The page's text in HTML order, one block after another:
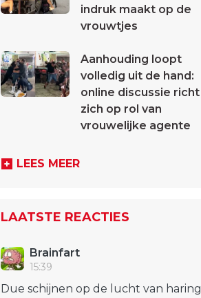
indruk maakt op de
vrouwtjes
Aanhouding loopt
volledig uit de hand:
online discussie richt
zich op rol van
vrouwelijke agente
LEES MEER
LAATSTE REACTIES
Brainfart
15:39
Due schijnen op de lucht van haring